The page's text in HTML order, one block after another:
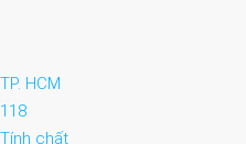
TP. HCM
118
Tính chất